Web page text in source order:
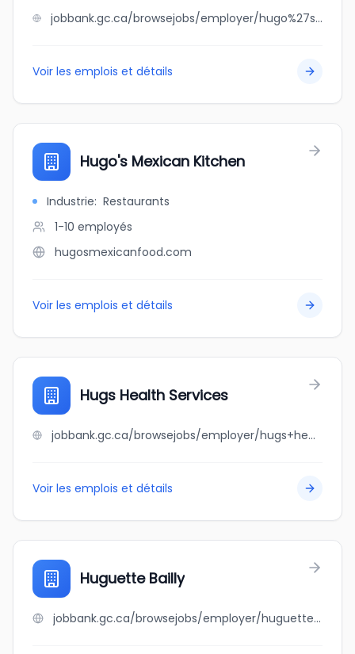
jobbank.gc.ca/browsejobs/employer/hugo%27s+churros+%26+tacos/ca
Voir les emplois et détails
Hugo's Mexican Kitchen
Industrie: Restaurants
1-10 employés
hugosmexicanfood.com
Voir les emplois et détails
Hugs Health Services
jobbank.gc.ca/browsejobs/employer/hugs+health+services/ca
Voir les emplois et détails
Huguette Bailly
jobbank.gc.ca/browsejobs/employer/huguette+bailly/ca